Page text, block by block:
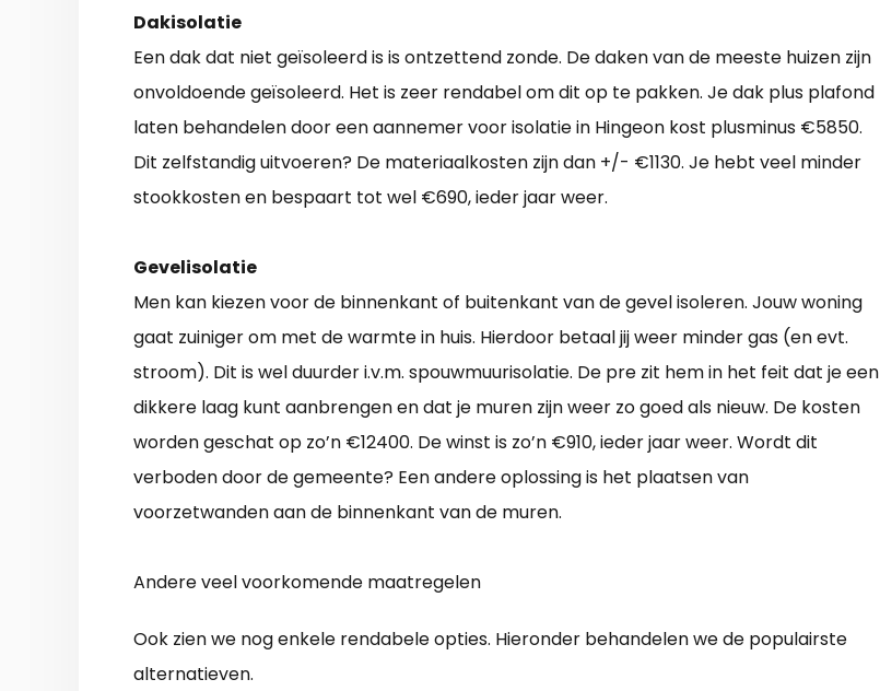
Dakisolatie
Een dak dat niet geïsoleerd is is ontzettend zonde. De daken van de meeste huizen zijn
onvoldoende geïsoleerd. Het is zeer rendabel om dit op te pakken. Je dak plus plafond
laten behandelen door een aannemer voor isolatie in Hingeon kost plusminus €5850.
Dit zelfstandig uitvoeren? De materiaalkosten zijn dan +/- €1130. Je hebt veel minder
stookkosten en bespaart tot wel €690, ieder jaar weer.
Gevelisolatie
Men kan kiezen voor de binnenkant of buitenkant van de gevel isoleren. Jouw woning
gaat zuiniger om met de warmte in huis. Hierdoor betaal jij weer minder gas (en evt.
stroom). Dit is wel duurder i.v.m. spouwmuurisolatie. De pre zit hem in het feit dat je een
dikkere laag kunt aanbrengen en dat je muren zijn weer zo goed als nieuw. De kosten
worden geschat op zo’n €12400. De winst is zo’n €910, ieder jaar weer. Wordt dit
verboden door de gemeente? Een andere oplossing is het plaatsen van
voorzetwanden aan de binnenkant van de muren.
Andere veel voorkomende maatregelen
Ook zien we nog enkele rendabele opties. Hieronder behandelen we de populairste
alternatieven.